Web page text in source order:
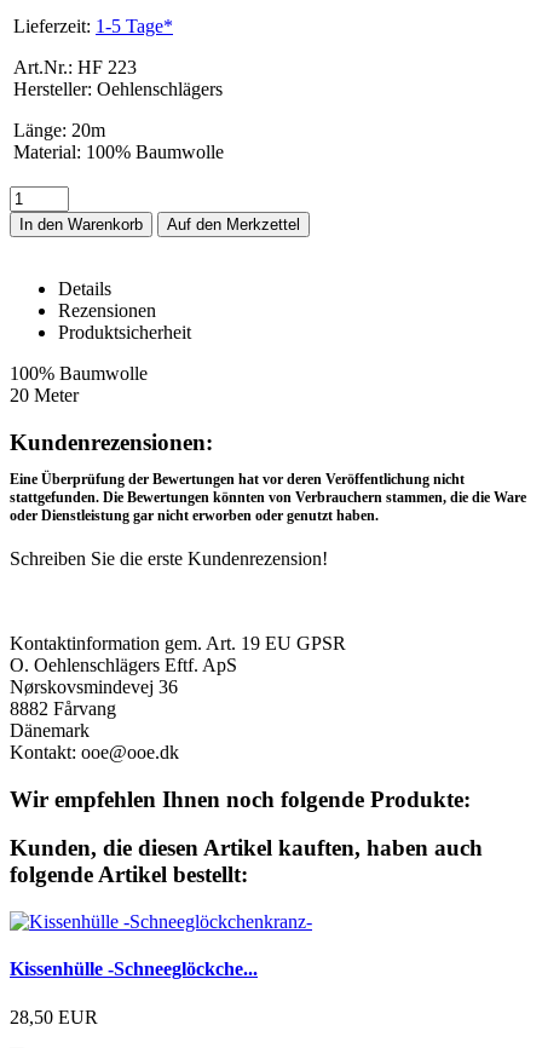
Lieferzeit: 1-5 Tage*
Art.Nr.: HF 223
Hersteller: Oehlenschlägers
Länge: 20m
Material: 100% Baumwolle
In den Warenkorb
Details
Rezensionen
Produktsicherheit
HF 223 – Details
100% Baumwolle
20 Meter
Rezensionen
Kundenrezensionen:
Eine Überprüfung der Bewertungen hat vor deren Veröffentlichung nicht
stattgefunden. Die Bewertungen könnten von Verbrauchern stammen, die die Ware
oder Dienstleistung gar nicht erworben oder genutzt haben.
Schreiben Sie die erste Kundenrezension!
Kontaktinformation gem. Art. 19 EU GPSR
O. Oehlenschlägers Eftf. ApS
Nørskovsmindevej 36
8882 Fårvang
Dänemark
Kontakt: ooe@ooe.dk
Wir empfehlen Ihnen noch folgende Produkte:
Kunden, die diesen Artikel kauften, haben auch
folgende Artikel bestellt:
Kissenhülle -Schneeglöckche...
28,50 EUR